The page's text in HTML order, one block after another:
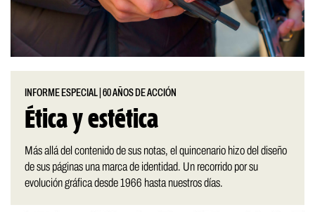
INFORME ESPECIAL |60 AÑOS DE ACCIÓN
Ética y estética
Más allá del contenido de sus notas, el quincenario hizo del diseño
de sus páginas una marca de identidad. Un recorrido por su
evolución gráfica desde 1966 hasta nuestros días.